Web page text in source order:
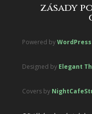
zásady
Powered byWordPress
Designed by Elegant
Covers by